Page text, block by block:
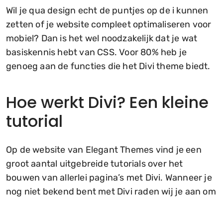
Wil je qua design echt de puntjes op de i kunnen
zetten of je website compleet optimaliseren voor
mobiel? Dan is het wel noodzakelijk dat je wat
basiskennis hebt van CSS. Voor 80% heb je
genoeg aan de functies die het Divi theme biedt.
Hoe werkt Divi? Een kleine
tutorial
Op de website van Elegant Themes vind je een
groot aantal uitgebreide tutorials over het
bouwen van allerlei pagina’s met Divi. Wanneer je
nog niet bekend bent met Divi raden wij je aan om